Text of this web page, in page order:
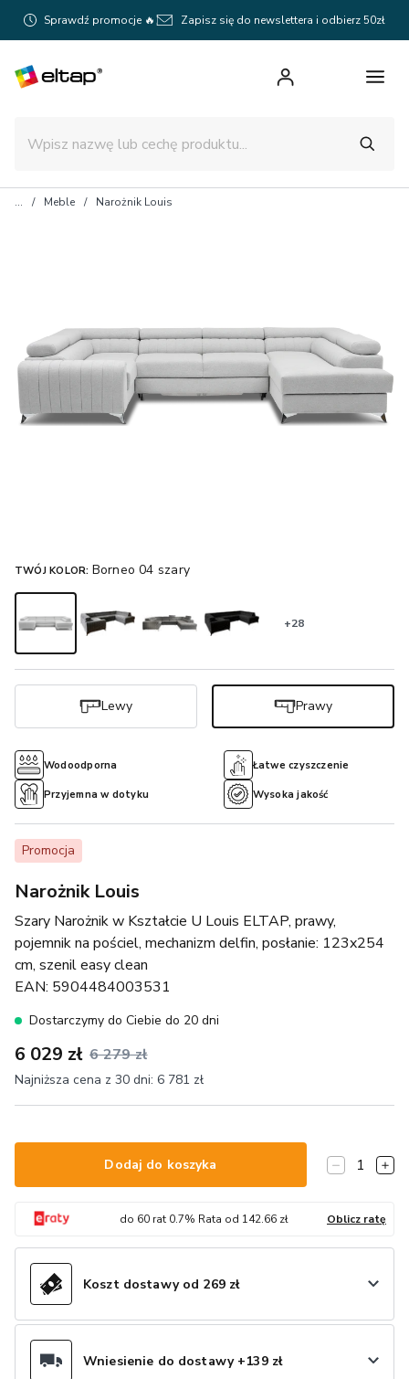
Sprawdź promocje 🔥 Zapisz się do newslettera i odbierz 50zł
Meble Narożnik Louis
Promocja
Narożnik Louis
Szary Narożnik w Kształcie U Louis ELTAP, prawy,
pojemnik na pościel, mechanizm delfin, posłanie: 123x254
cm, szenil easy clean
EAN: 5904484003531
Dostarczymy do Ciebie do 20 dni
6 029 zł 6 279 zł
Najniższa cena z 30 dni: 6 781 zł
TWÓJ KOLOR: Borneo 04 szary
Wodoodporna Łatwe czyszczenie
Przyjemna w dotyku Wysoka jakość
+28
Lewy Prawy
Dodaj do koszyka 1
do 60rat 0.7% Rata od 142.66zł Oblicz ratę
Koszt dostawy od 269 zł
Wniesienie do dostawy +139 zł